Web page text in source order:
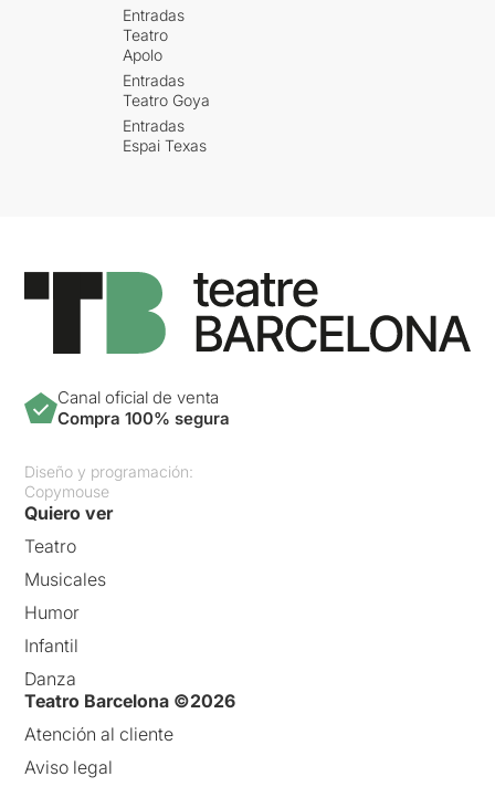
Entradas
Teatro
Apolo
Entradas
Teatro Goya
Entradas
Espai Texas
Canal oficial de venta
Compra 100% segura
Diseño y programación:
Copymouse
Quiero ver
Teatro
Musicales
Humor
Infantil
Danza
Teatro Barcelona ©2026
Atención al cliente
Aviso legal